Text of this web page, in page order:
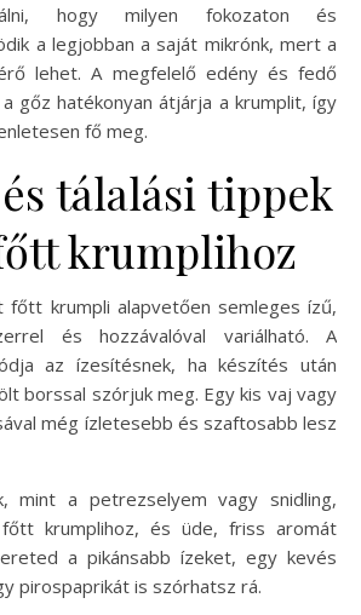
hogy milyen fokozaton és
a legjobban a saját mikrónk, mert a
lehet. A megfelelő edény és fedő
gőz hatékonyan átjárja a krumplit, így
fő meg.
tálalási tippek
krumplihoz
főtt krumpli alapvetően semleges ízű,
és hozzávalóval variálható. A
az ízesítésnek, ha készítés után
borssal szórjuk meg. Egy kis vaj vagy
még ízletesebb és szaftosabb lesz
mint a petrezselyem vagy snidling,
krumplihoz, és üde, friss aromát
a pikánsabb ízeket, egy kevés
pirospaprikát is szórhatsz rá.